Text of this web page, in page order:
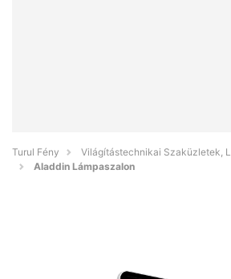
Turul Fény
Világítástechnikai Szaküzletek,
Aladdin Lámpaszalon